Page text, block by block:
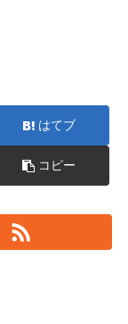
はてブ
コピー